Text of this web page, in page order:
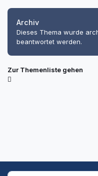
Archiv
Dieses Thema wurde
beantwortet werden.
Zur Themenliste gehen